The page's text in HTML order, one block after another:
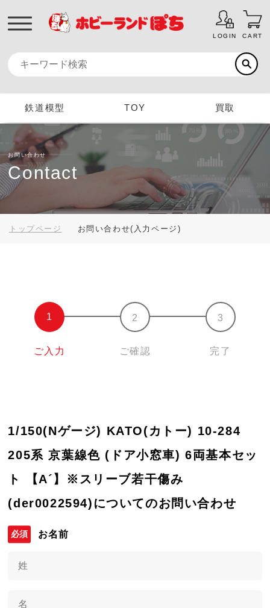
LOGIN CART
鉄道模型 TOY 買取
お問い合わせ
Contact
トップページ お問い合わせ(入力ページ)
ご入力 ご確認 完了
1/150(Nゲージ) KATO(カトー) 10-284
205系 京葉線色 (ドア小窓車) 6両基本セッ
ト 【A´】※スリーブ若干傷み
(der0022594)についてのお問い合わせ
お名前